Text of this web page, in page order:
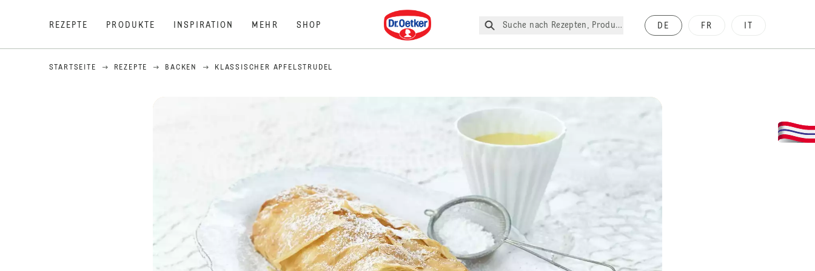
REZEPTE PRODUKTE INSPIRATION MEHR SHOP
Dr. Oetker
Suche nach Rezepten, Produkte, etc. DE FR
STARTSEITE REZEPTE BACKEN KLASSISCHER APFELSTRUDEL